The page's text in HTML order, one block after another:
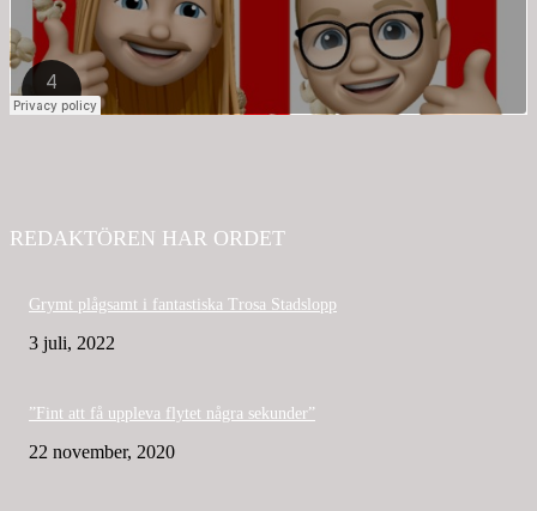
REDAKTÖREN HAR ORDET
Grymt plågsamt i fantastiska Trosa Stadslopp
3 juli, 2022
”Fint att få uppleva flytet några sekunder”
22 november, 2020